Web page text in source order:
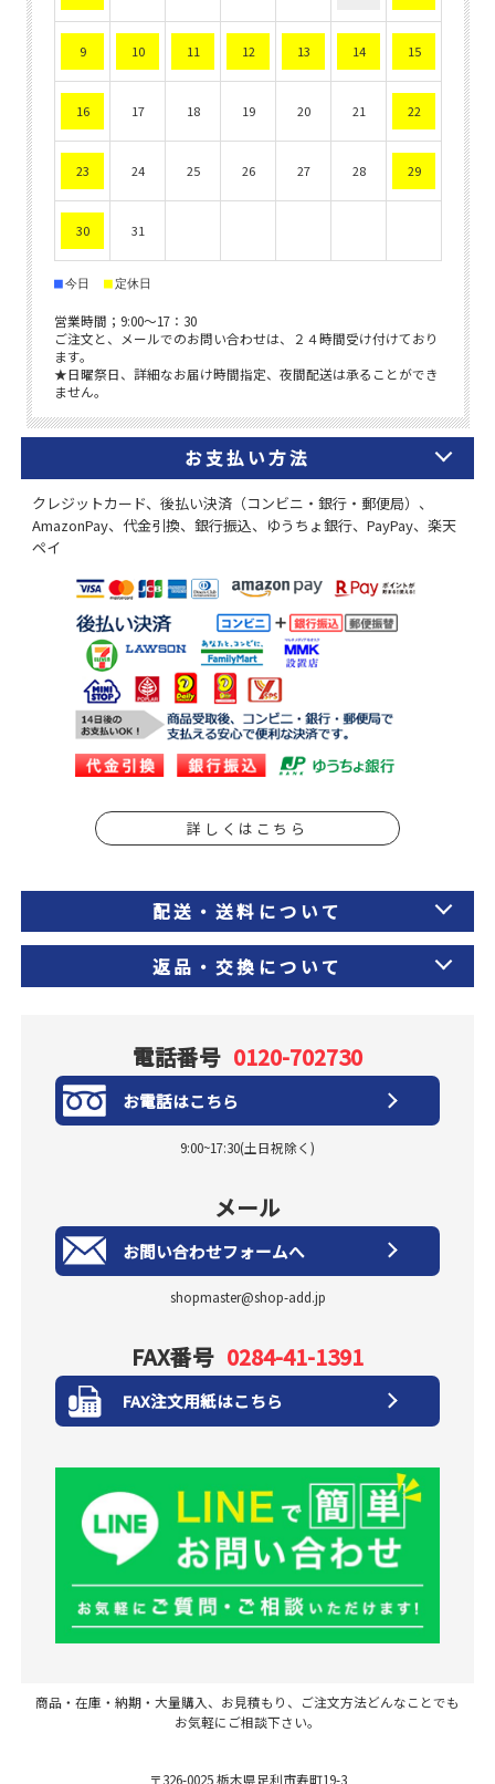
お支払い方法
クレジットカード、後払い決済（コンビニ・銀行・郵便局）、
AmazonPay、代金引換、銀行振込、ゆうちょ銀行、PayPay、楽天
ペイ
詳しくはこちら
配送・送料について
返品・交換について
電話番号 0120-702730
お電話はこちら
9:00~17:30(土日祝除く)
メール
お問い合わせフォームへ
shopmaster@shop-add.jp
FAX番号 0284-41-1391
FAX注文用紙はこちら
商品・在庫・納期・大量購入、お見積もり、ご注文方法どんなことでも
お気軽にご相談下さい。
〒326-0025 栃木県足利市寿町19-3